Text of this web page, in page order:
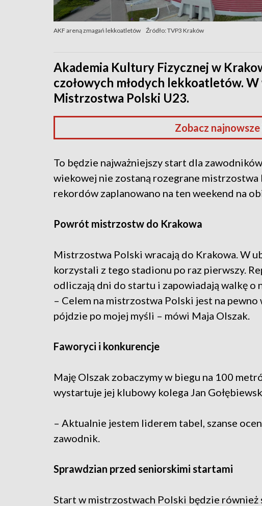
AKF areną zmagań lekkoatletów Źródło: TVP3 Kraków
Akademia Kultury Fizycznej w
czołowych młodych lekkoatletów.
Mistrzostwa Polski U23.
Zobacz
To będzie najważniejszy start dla
wiekowej nie zostaną rozegrane
rekordów zaplanowano na ten weekend na
Powrót mistrzostw do Krakowa
Mistrzostwa Polski wracają do Krakowa. W
korzystali z tego stadionu po raz pierwszy.
odliczają dni do startu i zapowiadają walkę o
– Celem na mistrzostwa Polski jest na pewno
pójdzie po mojej myśli – mówi Maja Olszak.
Faworyci i konkurencje
Maję Olszak zobaczymy w biegu na 100
wystartuje jej klubowy kolega Jan
– Aktualnie jestem liderem tabel, szanse
zawodnik.
Sprawdzian przed seniorskimi startami
Start w mistrzostwach Polski będzie